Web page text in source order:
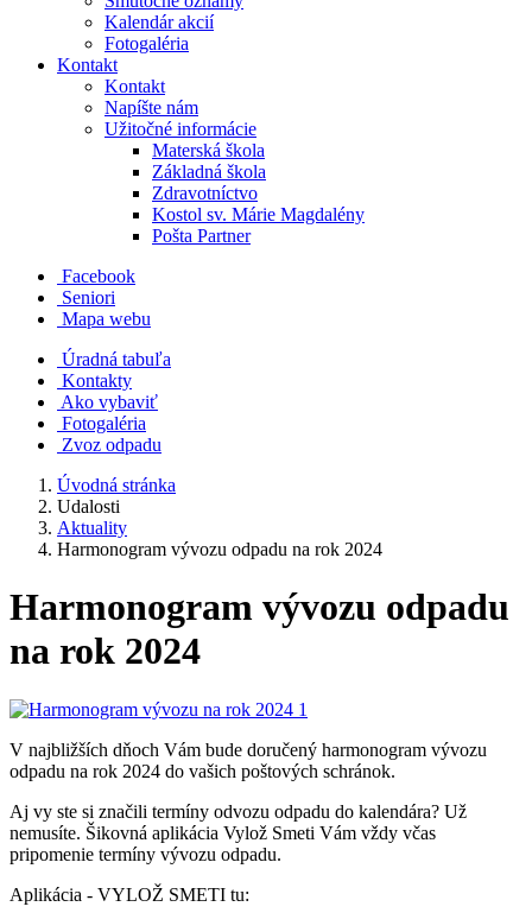
Kalendár akcií
Fotogaléria
Kontakt
Kontakt
Napíšte nám
Užitočné informácie
Materská škola
Základná škola
Zdravotníctvo
Kostol sv. Márie Magdalény
Pošta Partner
Facebook
Seniori
Mapa webu
Úradná tabuľa
Kontakty
Ako vybaviť
Fotogaléria
Zvoz odpadu
Úvodná stránka
Udalosti
Aktuality
Harmonogram vývozu odpadu na rok 2024
Harmonogram vývozu odpadu
na rok 2024
V najbližších dňoch Vám bude doručený harmonogram vývozu
odpadu na rok 2024 do vašich poštových schránok.
Aj vy ste si značili termíny odvozu odpadu do kalendára? Už
nemusíte. Šikovná aplikácia Vylož Smeti Vám vždy včas
pripomenie termíny vývozu odpadu.
Aplikácia - VYLOŽ SMETI tu: